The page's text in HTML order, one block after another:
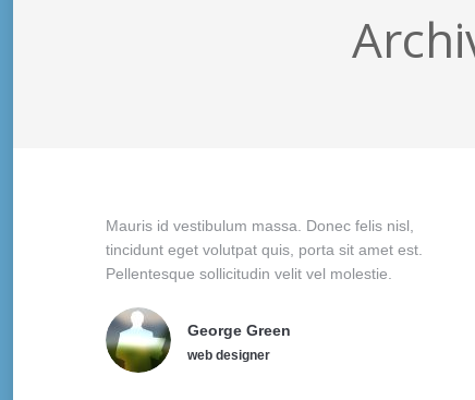
Mauris id vestibulum massa. Donec felis nisl,
tincidunt eget volutpat quis, porta sit amet est.
Pellentesque sollicitudin velit vel molestie.
George Green
web designer